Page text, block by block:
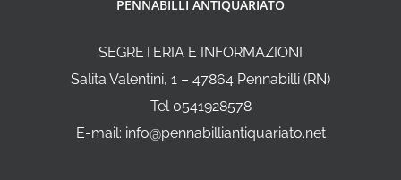
PENNABILLI ANTIQUARIATO
SEGRETERIA E INFORMAZIONI
Salita Valentini, 1 – 47864 Pennabilli (RN)
Tel 0541928578
E-mail: info@pennabilliantiquariato.net